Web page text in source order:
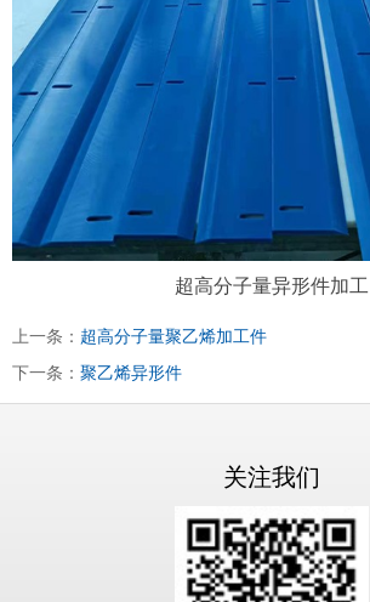
超高分子量异形件加工
上一条： 超高分子量聚乙烯加工件
下一条： 聚乙烯异形件
关注我们